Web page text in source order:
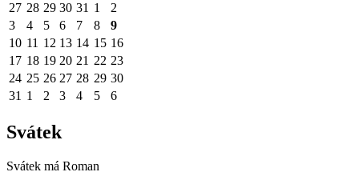
27 28 29 30 31 1
2
3
4 5 6 7 8
9
10 11 12 13 14 15 16
17 18 19 20 21 22 23
24 25 26 27 28 29 30
31 1 2 3 4 5 6
Svátek
Svátek má Roman